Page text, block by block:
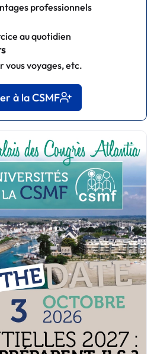
professionnels
au quotidien
vous voyages, etc.
à la CSMF